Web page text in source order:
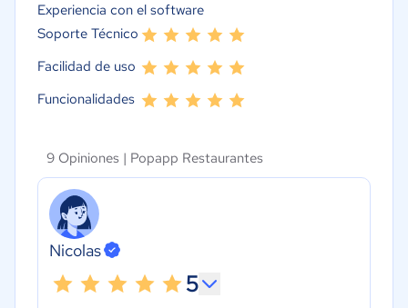
Experiencia con el software
Soporte Técnico
Facilidad de uso
Funcionalidades
9 Opiniones | Popapp Restaurantes
Nicolas
5